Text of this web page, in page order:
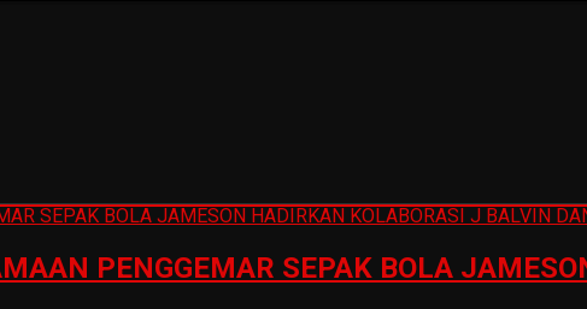
PENGGEMAR SEPAK BOLA